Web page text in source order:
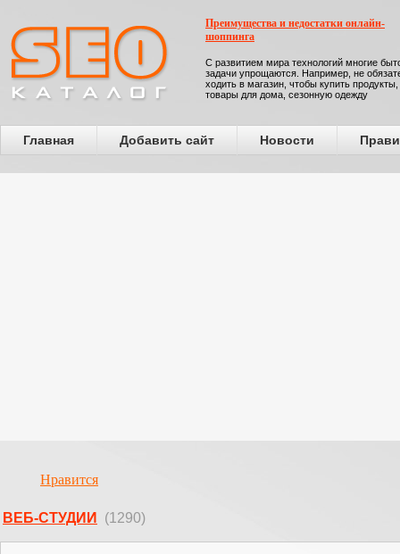
Преимущества и недостатки онлайн-
шоппинга
С развитием мира технологий многие
задачи упрощаются. Например, не
ходить в магазин, чтобы купить продукты,
товары для дома, сезонную одежду
Главная Добавить сайт Новости
Нравится
ВЕБ-СТУДИИ (1290)